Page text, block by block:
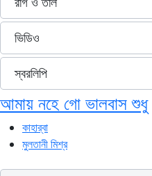
ভিডিও
স্বরলিপি
আমায় নহে গো ভালবাস শুধু
কাহার্‌বা
মুলতানী মিশ্র